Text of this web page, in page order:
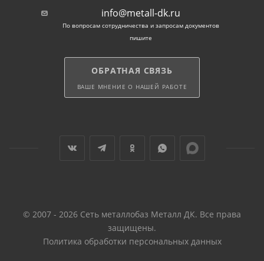
info@metall-dk.ru
По вопросам сотрудничества и запросам документов
пишите
ОБРАТНАЯ СВЯЗЬ
ВАШЕ МНЕНИЕ О НАШЕЙ РАБОТЕ
© 2007 - 2026 Сеть металлобаз Металл ДК. Все права
защищены.
Политика обработки персональных данных